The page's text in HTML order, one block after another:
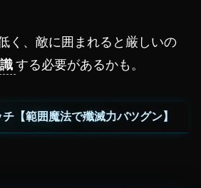
く、敵に囲まれると厳しいの
する必要があるかも。
【範囲魔法で殲滅力バツグン】